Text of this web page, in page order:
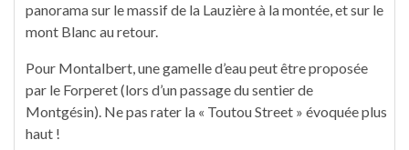
panorama sur le massif de la Lauzière à la montée, et sur le
mont Blanc au retour.
Pour Montalbert, une gamelle d’eau peut être proposée
par le Forperet (lors d’un passage du sentier de
Montgésin). Ne pas rater la « Toutou Street » évoquée plus
haut !